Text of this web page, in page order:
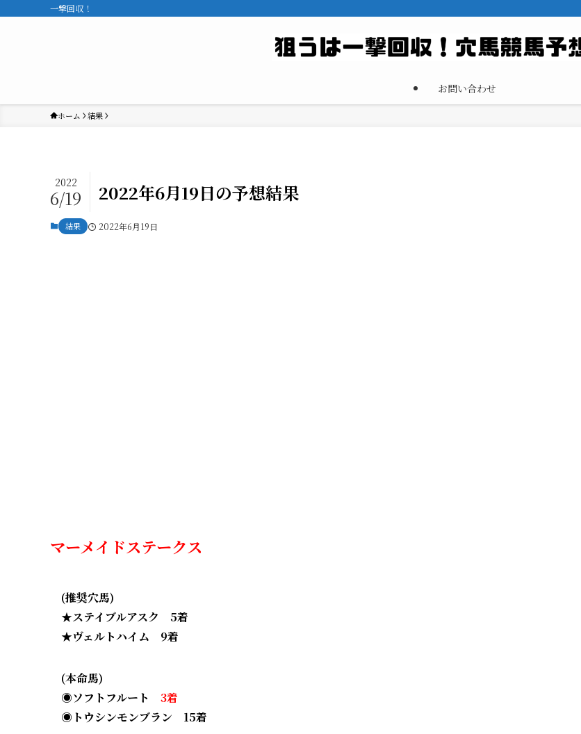
一撃回収！
お問い合わせ
ホーム 結果
2022年6月19日の予想結果
2022
6/19
結果 2022年6月19日
マーメイドステークス
(推奨穴馬)
★ステイブルアスク 5着
★ヴェルトハイム 9着
(本命馬)
◉ソフトフルート 3着
◉トウシンモンブラン 15着